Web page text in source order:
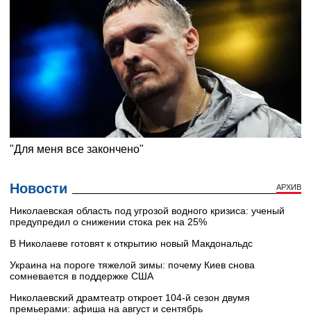
Новости АРХИВ
Николаевская область под угрозой водного кризиса: ученый
предупредил о снижении стока рек на 25%
В Николаеве готовят к открытию новый Макдональдс
Украина на пороге тяжелой зимы: почему Киев снова
сомневается в поддержке США
Николаевский драмтеатр откроет 104-й сезон двумя
премьерами: афиша на август и сентябрь